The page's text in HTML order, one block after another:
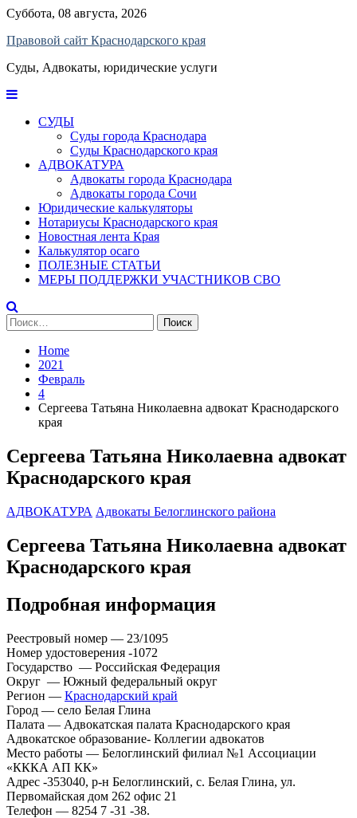
Skip
content
Суббота, 08 августа, 2026
Правовой сайт Краснодарского края
Суды, Адвокаты, юридические услуги
СУДЫ
Суды города Краснодара
Суды Краснодарского края
АДВОКАТУРА
Адвокаты города Краснодара
Адвокаты города Сочи
Юридические калькуляторы
Нотариусы Краснодарского края
Новостная лента Края
Калькулятор осаго
ПОЛЕЗНЫЕ СТАТЬИ
МЕРЫ ПОДДЕРЖКИ УЧАСТНИКОВ СВО
Найти:
Home
2021
Февраль
4
Сергеева Татьяна Николаевна адвокат Краснодарского
края
Сергеева Татьяна Николаевна адвокат
Краснодарского края
АДВОКАТУРА Адвокаты Белоглинского района
Сергеева Татьяна Николаевна адвокат
Краснодарского края
Подробная информация
Реестровый номер — 23/1095
Номер удостоверения -1072
Государство — Российская Федерация
Округ — Южный федеральный округ
Регион — Краснодарский край
Город — село Белая Глина
Палата — Адвокатская палата Краснодарского края
Адвокатское образование- Коллегии адвокатов
Место работы — Белоглинский филиал №1 Ассоциации
«КККА АП КК»
Адрес -353040, р-н Белоглинский, с. Белая Глина, ул.
Первомайская дом 262 офис 21
Телефон — 8254 7 -31 -38.